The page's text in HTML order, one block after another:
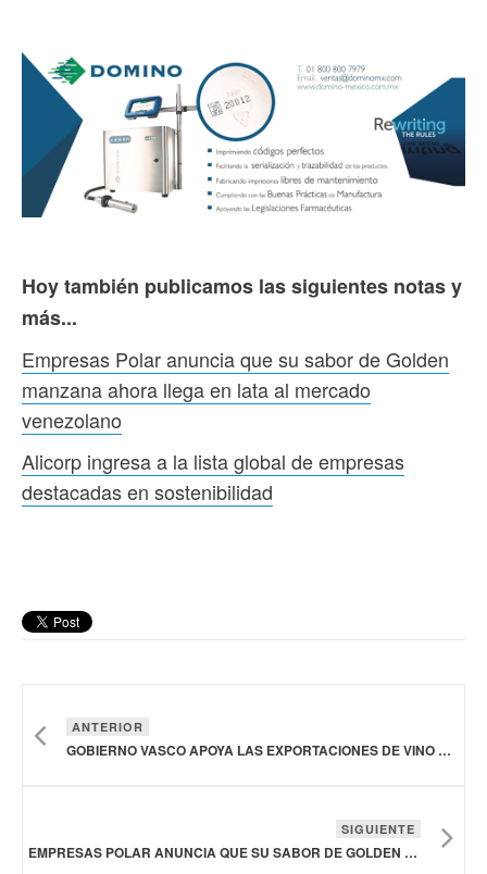
Hoy también publicamos las siguientes notas y
más...
Empresas Polar anuncia que su sabor de Golden
manzana ahora llega en lata al mercado
venezolano
Alicorp ingresa a la lista global de empresas
destacadas en sostenibilidad
ANTERIOR
GOBIERNO VASCO APOYA LAS EXPORTACIONES DE VINO Y LA BÚSQUEDA DE NUEVOS MERCADOS
SIGUIENTE
EMPRESAS POLAR ANUNCIA QUE SU SABOR DE GOLDEN MANZANA AHORA LLEGA EN LATA AL MERCADO VENEZOLANO